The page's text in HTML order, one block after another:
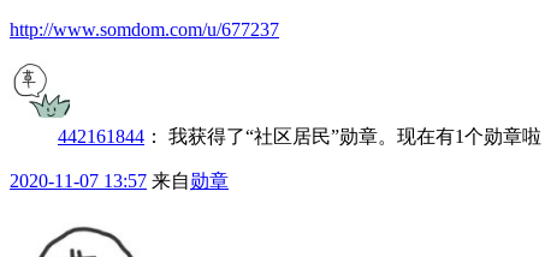
http://www.somdom.com/u/677237
442161844 ： 我获得了“社区居民”勋章。现在有1个勋章
2020-11-07 13:57 来自勋章